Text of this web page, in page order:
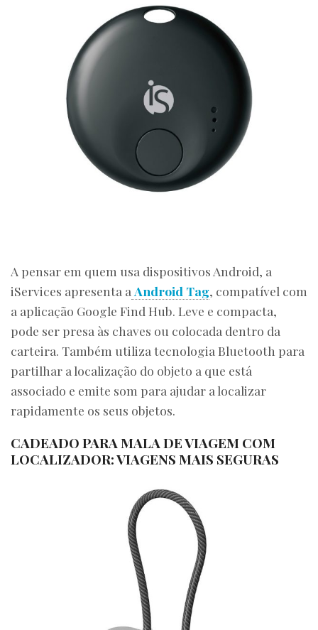
A pensar em quem usa dispositivos Android, a
iServices apresenta a Android Tag, compatível com
a aplicação Google Find Hub. Leve e compacta,
pode ser presa às chaves ou colocada dentro da
carteira. Também utiliza tecnologia Bluetooth para
partilhar a localização do objeto a que está
associado e emite som para ajudar a localizar
rapidamente os seus objetos.
CADEADO PARA MALA DE VIAGEM COM
LOCALIZADOR: VIAGENS MAIS SEGURAS